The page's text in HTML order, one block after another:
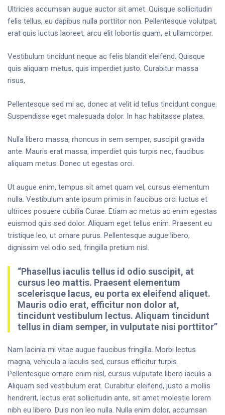
Ultricies accumsan augue auctor sit amet. Quisque sollicitudin
felis tellus, eu dapibus nulla porttitor non. Pellentesque volutpat,
erat quis luctus laoreet, arcu elit lobortis quam, et ullamcorper.
Vestibulum tincidunt neque ac felis blandit eleifend. Quisque
quis aliquam metus, quis imperdiet justo. Curabitur massa
risus,
Pellentesque sed mi ac, donec at velit id tellus tincidunt congue.
Suspendisse eget malesuada dolor. In hac habitasse platea.
Nulla libero massa, rhoncus in sem semper, suscipit gravida
ante. Mauris erat massa, imperdiet quis turpis nec, faucibus
aliquam metus. Donec ut egestas orci.
Ut augue enim, tempus sit amet quam vel, cursus elementum
nulla. Vestibulum ante ipsum primis in faucibus orci luctus et
ultrices posuere cubilia Curae. Etiam ac metus ac enim egestas
euismod quis sed dolor. Aliquam eget tellus enim. Praesent eu
tristique leo, ut ornare purus. Pellentesque augue libero,
dignissim vel odio sed, fringilla pretium nisl.
“Phasellus iaculis tellus id odio suscipit, at
cursus leo mattis. Praesent elementum
scelerisque lacus, eu porta ex eleifend aliquet.
Mauris odio erat, efficitur non dolor at,
tincidunt vestibulum lectus. Aliquam tincidunt
tellus in diam semper, in vulputate nisi porttitor”
Nam lacinia mi vitae augue faucibus fringilla. Morbi lectus
magna, vehicula a iaculis sed, cursus efficitur turpis.
Pellentesque ornare enim nisl, cursus vulputate libero iaculis a.
Aliquam sed vestibulum erat. Curabitur eleifend, justo a mollis
hendrerit, lectus erat sollicitudin ante, sit amet molestie lorem
nibh eu libero. Duis non leo nulla. Nulla enim dolor, accumsan